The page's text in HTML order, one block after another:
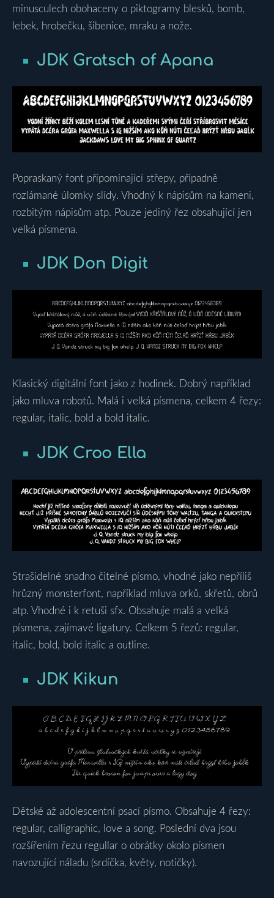
minusculech obohaceny o piktogramy blesků, bomb,
lebek, hrobečku, šibenice, mraku a nože.
JDK Gratsch of Apana
Popraskaný font připomínající střepy, případně
rozlámané úlomky slídy. Vhodný k nápisům na kameni,
rozbitým nápisům atp. Pouze jediný řez obsahující jen
velká písmena.
JDK Don Digit
Klasický digitální font jako z hodinek. Dobrý například
jako mluva robotů. Malá i velká písmena, celkem 4 řezy:
regular, italic, bold a bold italic.
JDK Croo Ella
Strašidelné snadno čitelné písmo, vhodné jako nepříliš
hrůzný monsterfont, například mluva orků, skřetů, obrů
atp. Vhodné i k retuši sfx. Obsahuje malá a velká
písmena, zajímavé ligatury. Celkem 5 řezů: regular,
italic, bold, bold italic a outline.
JDK Kikun
Dětské až adolescentní psací písmo. Obsahuje 4 řezy:
regular, calligraphic, love a song. Poslední dva jsou
rozšířením řezu regullar o obrátky okolo písmen
navozující náladu (srdíčka, květy, notičky).